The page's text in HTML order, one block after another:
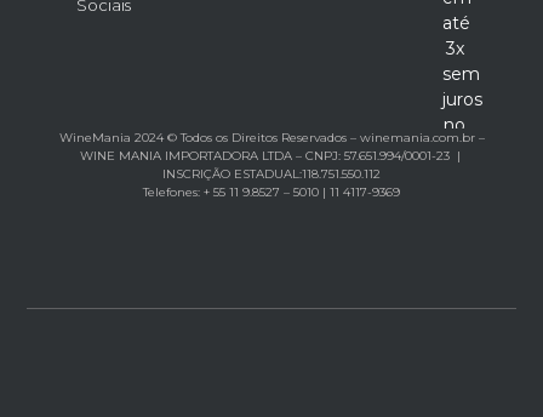
Sociais
até
3x
sem
juros
no
cartão
WineMania 2024 © Todos os Direitos Reservados – winemania.com.br –
WINE MANIA IMPORTADORA LTDA – CNPJ: 57.651.994/0001-23 |
INSCRIÇÃO ESTADUAL:118.751.550.112
Telefones: + 55 11 9.8527 – 5010 | 11 4117-9369